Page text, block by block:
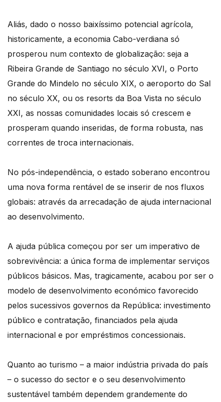
Aliás, dado o nosso baixíssimo potencial agrícola,
historicamente, a economia Cabo-verdiana só
prosperou num contexto de globalização: seja a
Ribeira Grande de Santiago no século XVI, o Porto
Grande do Mindelo no século XIX, o aeroporto do Sal
no século XX, ou os resorts da Boa Vista no século
XXI, as nossas comunidades locais só crescem e
prosperam quando inseridas, de forma robusta, nas
correntes de troca internacionais.
No pós-independência, o estado soberano encontrou
uma nova forma rentável de se inserir de nos fluxos
globais: através da arrecadação de ajuda internacional
ao desenvolvimento.
A ajuda pública começou por ser um imperativo de
sobrevivência: a única forma de implementar serviços
públicos básicos. Mas, tragicamente, acabou por ser o
modelo de desenvolvimento económico favorecido
pelos sucessivos governos da República: investimento
público e contratação, financiados pela ajuda
internacional e por empréstimos concessionais.
Quanto ao turismo – a maior indústria privada do país
– o sucesso do sector e o seu desenvolvimento
sustentável também dependem grandemente do